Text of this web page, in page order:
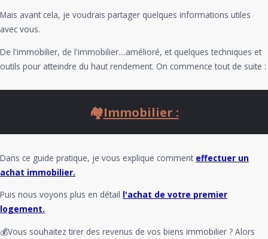
Mais avant cela, je voudrais partager quelques informations utiles
avec vous.
De l'immobilier, de l'immobilier....amélioré, et quelques techniques et
outils pour atteindre du haut rendement. On commence tout de suite :
🏘️Immobilier :
Dans ce guide pratique, je vous explique comment effectuer un
achat immobilier.
Puis nous voyons plus en détail l'achat de votre premier
logement.
💰Vous souhaitez tirer des revenus de vos biens immobilier ? Alors